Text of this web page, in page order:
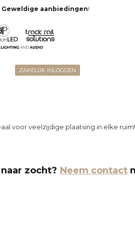
Geweldige aanbiedingen!
ZAKELIJK INLOGGEN
voor veelzijdige plaatsing in elke
zocht? Neem contact